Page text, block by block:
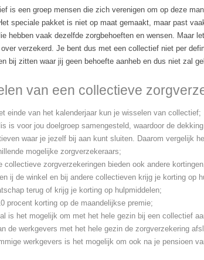
is een groep mensen die zich verenigen om op deze
speciale pakket is niet op maat gemaakt, maar past
hebben vaak dezelfde zorgbehoeften en wensen. Maar
verzekerd. Je bent dus met een collectief niet per
bij zitten waar jij geen behoefte aanheb en dus niet zal
van een collectieve
einde van het kalenderjaar kun je wisselen van collectief;
is voor jou doelgroep samengesteld, waardoor de
waar je jezelf bij aan kunt sluiten. Daarom vergelijk
mogelijke zorgverzekeraars;
collectieve zorgverzekeringen bieden ook andere
ij de winkel en bij andere collectieven krijg je korting op
terug of krijg je korting op hulpmiddelen;
procent korting op de maandelijkse premie;
is het mogelijk om met het hele gezin bij een collectief
de werkgevers met het hele gezin de zorgverzekering
werkgevers is het mogelijk om ook na je pensioen